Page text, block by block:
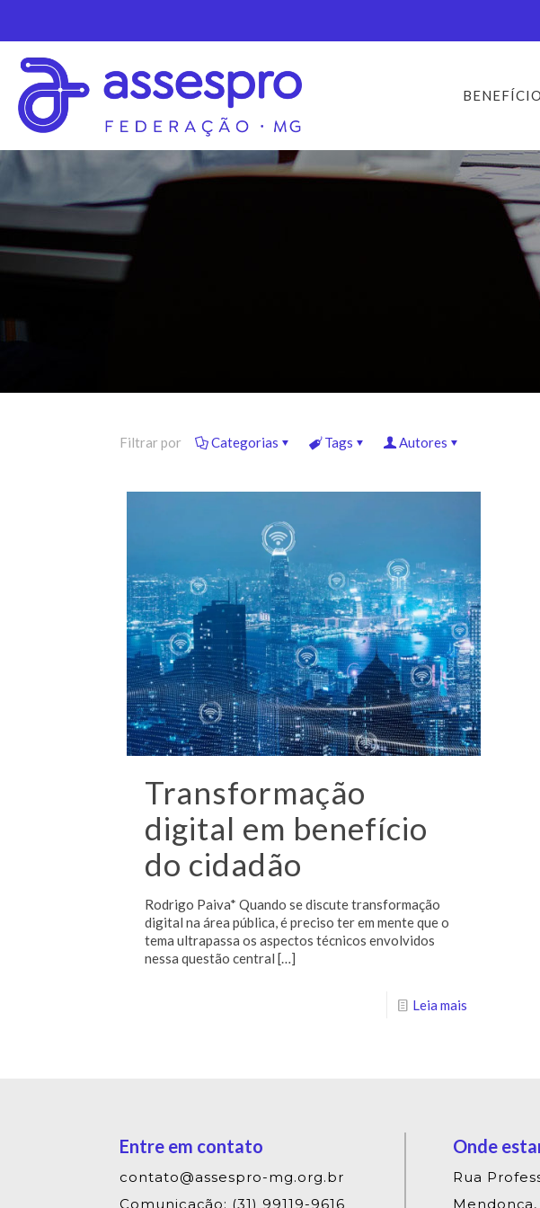
Filtrar por Categorias Tags Autores
Transformação
digital em benefício
do cidadão
Rodrigo Paiva* Quando se discute transformação
digital na área pública, é preciso ter em mente que o
tema ultrapassa os aspectos técnicos envolvidos
nessa questão central […]
Leia mais
Entre em contato
contato@assespro-mg.org.br
Comunicação: (31) 99119-9616
Onde
Rua
Mendonça,